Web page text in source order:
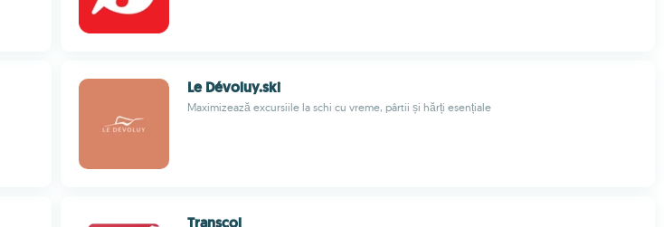
Le Dévoluy.ski
Maximizează excursiile la schi cu vreme, pârtii și hărți esențiale
Transcol